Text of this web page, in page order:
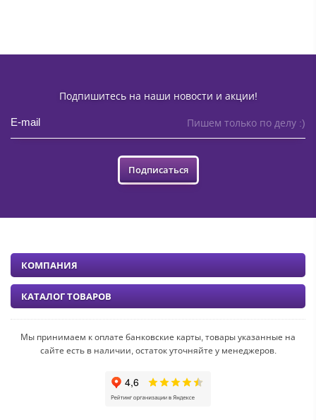
Подпишитесь на наши новости и акции!
Пишем только по делу :)
Подписаться
Мы принимаем к оплате банковские карты, товары указанные на
сайте есть в наличии, остаток уточняйте у менеджеров.
КОМПАНИЯ
КАТАЛОГ ТОВАРОВ